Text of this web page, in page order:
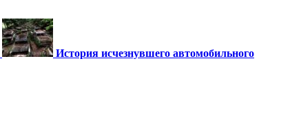
История исчезнувшего автомобильного